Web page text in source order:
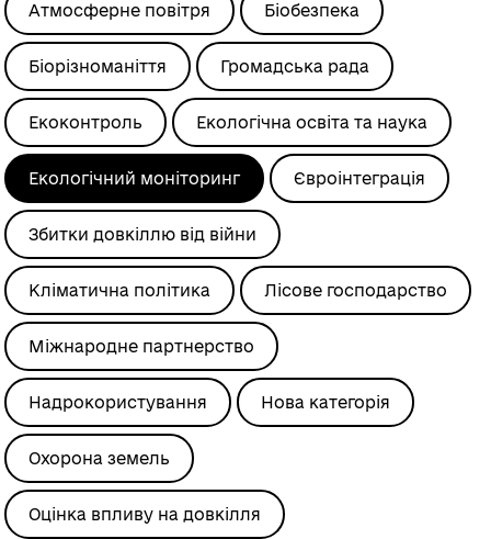
Атмосферне повітря Біобезпека
Біорізноманіття Громадська рада
Екоконтроль Екологічна освіта та наука
Екологічний моніторинг Євроінтеграція
Збитки довкіллю від війни
Кліматична політика Лісове господарство
Міжнародне партнерство
Надрокористування Нова категорія
Охорона земель
Оцінка впливу на довкілля